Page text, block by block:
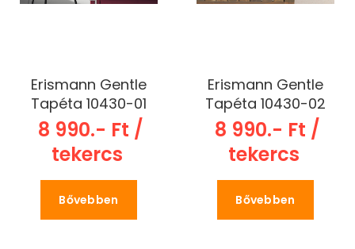
Erismann Gentle
Tapéta 10430-01
8 990.- Ft /
tekercs
Bővebben
Erismann Gentle
Tapéta 10430-02
8 990.- Ft /
tekercs
Bővebben